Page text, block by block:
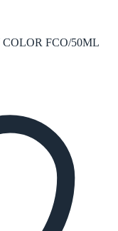
FCO/50ML